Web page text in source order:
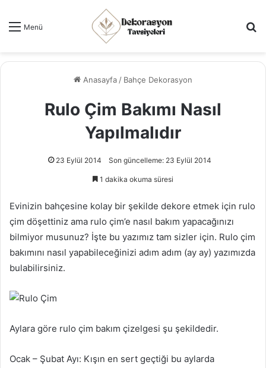
Menü
Anasayfa / Bahçe Dekorasyon
Rulo Çim Bakımı Nasıl
Yapılmalıdır
23 Eylül 2014 Son güncelleme: 23 Eylül 2014
1 dakika okuma süresi
Evinizin bahçesine kolay bir şekilde dekore etmek için rulo
çim döşettiniz ama rulo çim’e nasıl bakım yapacağınızı
bilmiyor musunuz? İşte bu yazımız tam sizler için. Rulo çim
bakımını nasıl yapabileceğinizi adım adım (ay ay) yazımızda
bulabilirsiniz.
Aylara göre rulo çim bakım çizelgesi şu şekildedir.
Ocak – Şubat Ayı: Kışın en sert geçtiği bu aylarda